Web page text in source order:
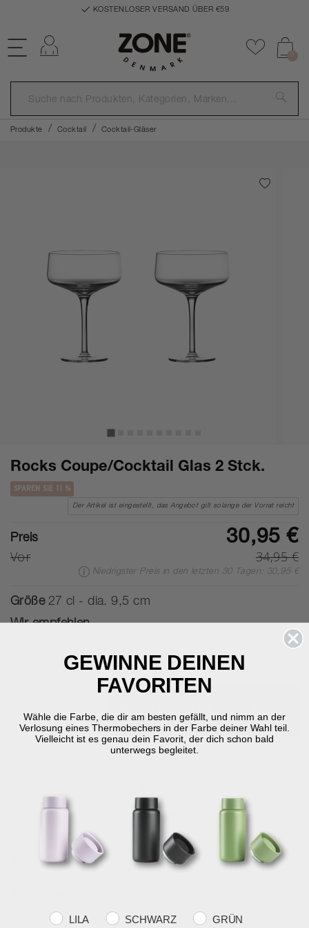
KOSTENLOSER VERSAND ÜBER €59
Zu
Produkte Cocktail Cocktail-Gläser
Rocks Coupe/Cocktail Glas 2 Stck.
SPAREN SIE 11 %
Der Artikel ist eingestellt, das Angebot gilt solange der Vorrat reicht
Preis 30,95 €
Vor 34,95 €
Niedrigster Preis in den letzten 30 Tagen: 30,95 €
Größe 27 cl - dia. 9,5 cm
Wir empfehlen
23 cl - dia. 3 cm
34,95 €
- + IN DEN WARENKORB LEGEN
Auf Lager Lieferung in 2-5 Werktage
KOSTENLOSER
RÜCKGABERECHT
Produktinformation
GEWINNE DEINEN
FAVORITEN
Wähle die Farbe, die dir am besten gefällt, und nimm an der
Verlosung eines Thermobechers in der Farbe deiner Wahl teil.
Vielleicht ist es genau dein Favorit, der dich schon bald
unterwegs begleitet.
Farvevalg
LILA SCHWARZ GRÜN